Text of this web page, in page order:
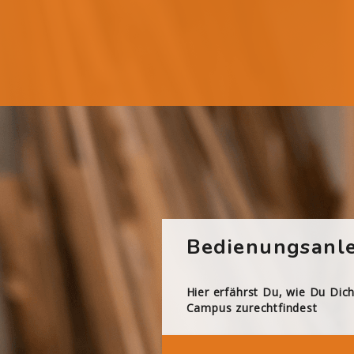
Hier erfährst Du, wie Du
Campus zurechtfindest